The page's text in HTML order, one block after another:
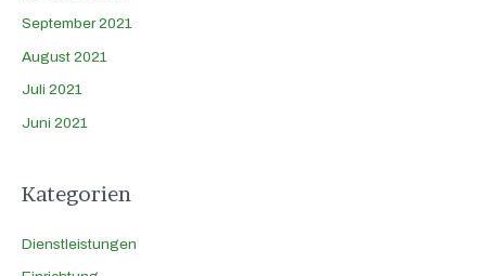
September 2021
August 2021
Juli 2021
Juni 2021
Kategorien
Dienstleistungen